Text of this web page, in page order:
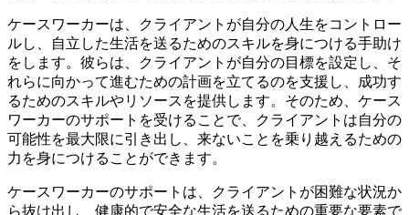
ケースワーカーは、クライアントが自分の人生をコントロー
ルし、自立した生活を送るためのスキルを身につける手助け
をします。彼らは、クライアントが自分の目標を設定し、そ
れらに向かって進むための計画を立てるのを支援し、成功す
るためのスキルやリソースを提供します。そのため、ケース
ワーカーのサポートを受けることで、クライアントは自分の
可能性を最大限に引き出し、来ないことを乗り越えるための
力を身につけることができます。
ケースワーカーのサポートは、クライアントが困難な状況か
ら抜け出し、健康的で安全な生活を送るための重要な要素で